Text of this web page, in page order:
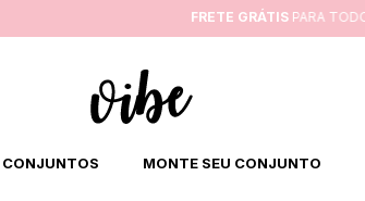
PARA TODO BRASIL ACIMA DE R$350
CONJUNTOS MONTE SEU CONJUNTO